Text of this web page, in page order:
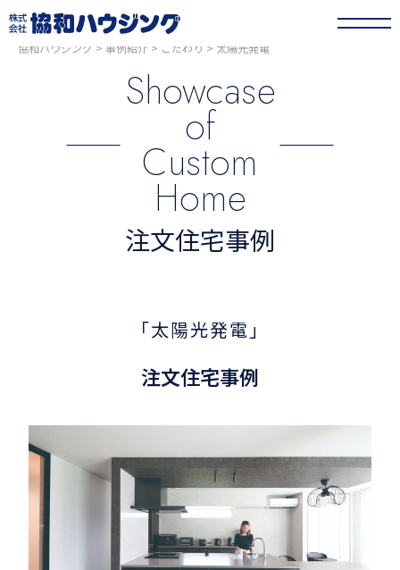
協和ハウジング > 事例紹介 > こだわり > 太陽光発電
Showcase
of
Custom
Home
注文住宅事例
「太陽光発電」
注文住宅事例